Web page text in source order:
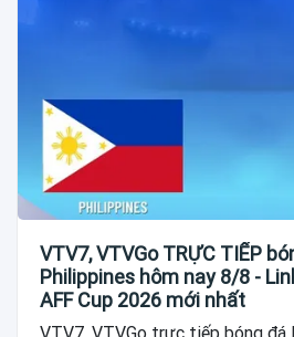
VTV7, VTVGo TRỰC TIẾP
Philippines hôm nay 8/8 -
AFF Cup 2026 mới nhất